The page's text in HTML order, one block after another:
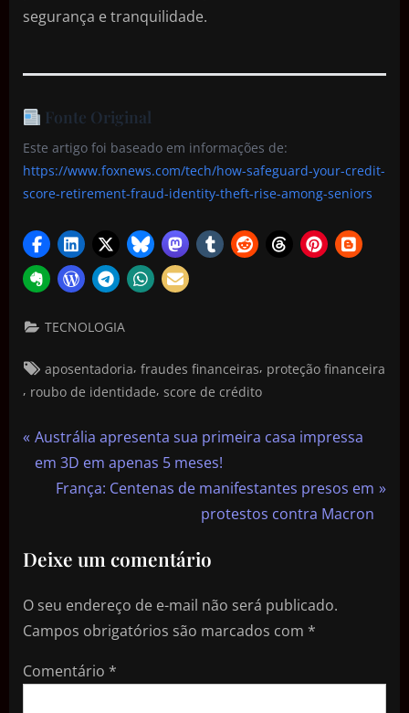
segurança e tranquilidade.
Fonte Original
Este artigo foi baseado em informações de:
https://www.foxnews.com/tech/how-safeguard-your-credit-
score-retirement-fraud-identity-theft-rise-among-seniors
TECNOLOGIA
aposentadoria,fraudes financeiras, proteção financeira
, roubo de identidade, score de crédito
Austrália apresenta sua primeira casa impressa
em 3D em apenas 5 meses!
França: Centenas de manifestantes presos em
protestos contra Macron
Deixe um comentário
O seu endereço de e-mail não será publicado.
Campos obrigatórios são marcados com *
Comentário *